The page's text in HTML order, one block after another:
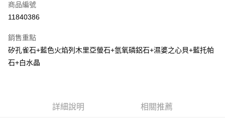
超商取貨付款
Apple Pay
街口支付
商品編號
11840386
銷售重點
矽孔雀石+藍色火焰列木里亞螢石+氫氧磷鋁石+濕婆之心貝+藍托帕
石+白水晶
詳細說明 相關推薦